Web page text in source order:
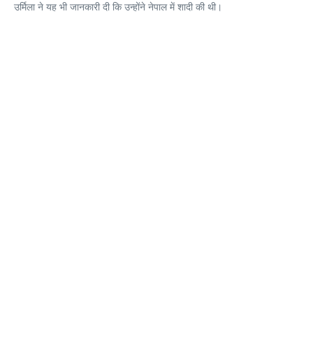
उर्मिला ने यह भी जानकारी दी कि उन्होंने नेपाल में शादी की थी।